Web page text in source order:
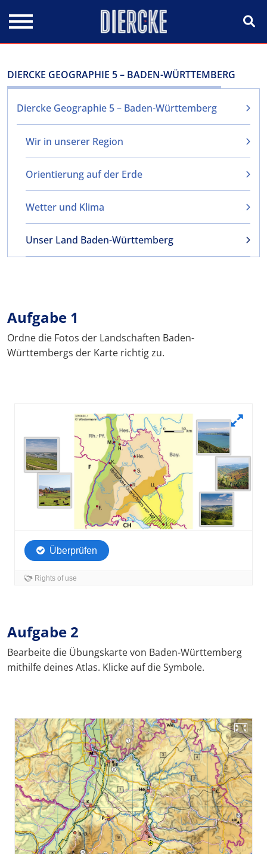
DIERCKE GEOGRAPHIE 5 – BADEN-WÜRTTEMBERG
Diercke Geographie 5 – Baden-Württemberg
Wir in unserer Region
Orientierung auf der Erde
Wetter und Klima
Unser Land Baden-Württemberg
Aufgabe 1
Ordne die Fotos der Landschaften Baden-
Württembergs der Karte richtig zu.
Aufgabe 2
Bearbeite die Übungskarte von Baden-Württemberg
mithilfe deines Atlas. Klicke auf die Symbole.